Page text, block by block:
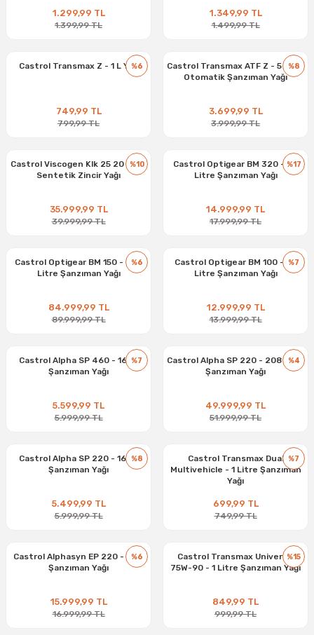
1.299,99 TL
1.399,99 TL
1.349,99 TL
1.499,99 TL
%6
Castrol Transmax Z - 1 L Yağ
749,99 TL
799,99 TL
%8
Castrol Transmax ATF Z - 5 Litre
Otomatik Şanzıman Yağı
3.699,99 TL
3.999,99 TL
%10
Castrol Viscogen Klk 25 20 Litre
Sentetik Zincir Yağı
35.999,99 TL
39.999,99 TL
%17
Castrol Optigear BM 320 - 20
Litre Şanzıman Yağı
14.999,99 TL
17.999,99 TL
%6
Castrol Optigear BM 150 - 208
Litre Şanzıman Yağı
84.999,99 TL
89.999,99 TL
%7
Castrol Optigear BM 100 - 20
Litre Şanzıman Yağı
12.999,99 TL
13.999,99 TL
%7
Castrol Alpha SP 460 - 16 kg
Şanzıman Yağı
5.599,99 TL
5.999,99 TL
%4
Castrol Alpha SP 220 - 208 Litre
Şanzıman Yağı
49.999,99 TL
51.999,99 TL
%8
Castrol Alpha SP 220 - 16 kg
Şanzıman Yağı
5.499,99 TL
5.999,99 TL
%7
Castrol Transmax Dual
Multivehicle - 1 Litre Şanzıman
Yağı
699,99 TL
749,99 TL
%6
Castrol Alphasyn EP 220 - 20 L
Şanzıman Yağı
15.999,99 TL
16.999,99 TL
%15
Castrol Transmax Universal
75W-90 - 1 Litre Şanzıman Yağı
849,99 TL
999,99 TL